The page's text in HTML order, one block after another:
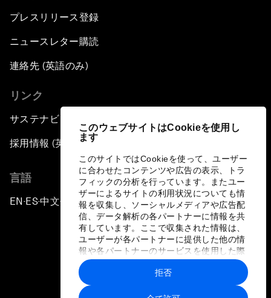
このウェブサイトはCookieを使用し
ます
このサイトではCookieを使って、ユーザー
に合わせたコンテンツや広告の表示、トラ
フィックの分析を行っています。またユー
ザーによるサイトの利用状況についても情
報を収集し、ソーシャルメディアや広告配
信、データ解析の各パートナーに情報を共
有しています。ここで収集された情報は、
ユーザーが各パートナーに提供した他の情
報や各パートナーのサービスを使用した際
に収集された情報と組み合わされ、各パー
トナーによって使用されることがありま
す。
拒否
プレスリリース登録
ニュースレター購読
連絡先 (英語のみ)
リンク
サステナビリティへの取り組み
採用情報 (英語のみ)
言語
EN ▪ ES▪中文▪ 日本語
プライバシーポリシーと利用規約